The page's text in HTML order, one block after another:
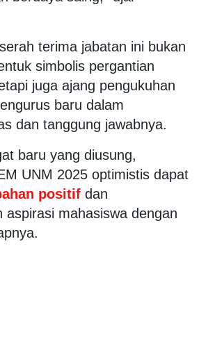
terima jabatan ini bukan
simbolis pergantian
juga ajang pengukuhan
baru dalam
dan tanggung jawabnya.
baru yang diusung,
UNM 2025 optimistis dapat
positif dan
aspirasi mahasiswa dengan